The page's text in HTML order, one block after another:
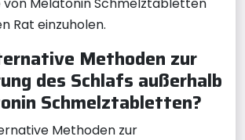
Rat einzuholen.
Methoden zur
des Schlafs außerhalb
Schmelztabletten?
Methoden zur